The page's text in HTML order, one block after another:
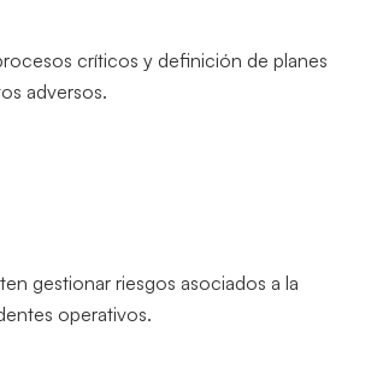
críticos y definición de planes
adversos.
gestionar riesgos asociados a la
operativos.